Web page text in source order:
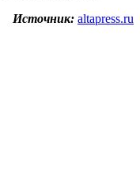
Источник: altapress.ru